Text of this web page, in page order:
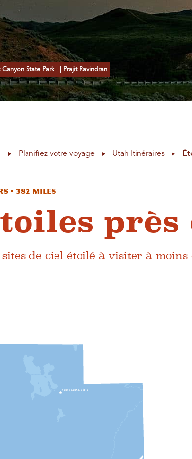
Canyon State Park | Prajit Ravindran
Planifiez votre voyage Utah Itinéraires
• 382 miles
sites de ciel étoilé à visiter à
SUN
LTLUNKECjeTY